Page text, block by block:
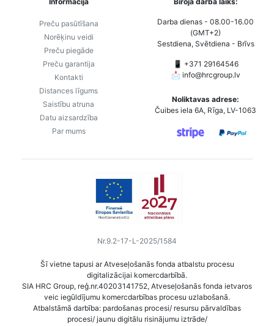
Preču pasūtīšana
Norēķinu veidi
Preču piegāde
Preču garantija
Kontakti
Distances līgums
Saistību atruna
Datu aizsardzība
Par mums
Darba dienas - 08.00-16.00
(GMT+2)
Sestdiena, Svētdiena - Brīvs
📱 +371 29164546
📩 info@hrcgroup.lv
Noliktavas adrese:
Čuibes iela 6A, Rīga, LV-1063
Nr.9.2-17-L-2025/1584
Šī vietne tapusi ar Atveseļošanās fonda atbalstu procesu
digitalizācijai komercdarbībā.
SIA HRC Group, reģ.nr.40203141752, Atveseļošanās fonda ietvaros
veic iegūldījumu komercdarbības procesu uzlabošanā.
Atbalstāmā darbība: pardošanas procesi/ resursu pārvaldības
procesi/ jaunu digitālu risinājumu iztrāde/